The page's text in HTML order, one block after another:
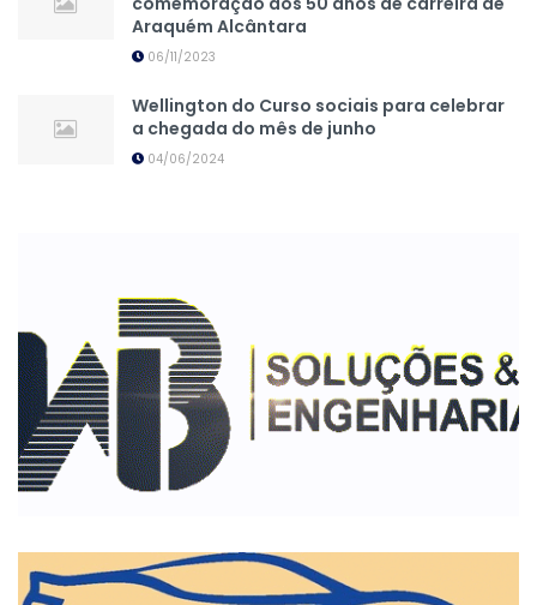
Araquém Alcântara
06/11/2023
Wellington do Curso sociais para celebrar
a chegada do mês de junho
04/06/2024